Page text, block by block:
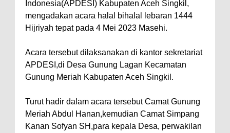
Indonesia(APDESI) Kabupaten Aceh Singkil,
mengadakan acara halal bihalal lebaran 1444
Hijriyah tepat pada 4 Mei 2023 Masehi.
Acara tersebut dilaksanakan di kantor sekretariat
APDESI,di Desa Gunung Lagan Kecamatan
Gunung Meriah Kabupaten Aceh Singkil.
Turut hadir dalam acara tersebut Camat Gunung
Meriah Abdul Hanan,kemudian Camat Simpang
Kanan Sofyan SH,para kepala Desa, perwakilan